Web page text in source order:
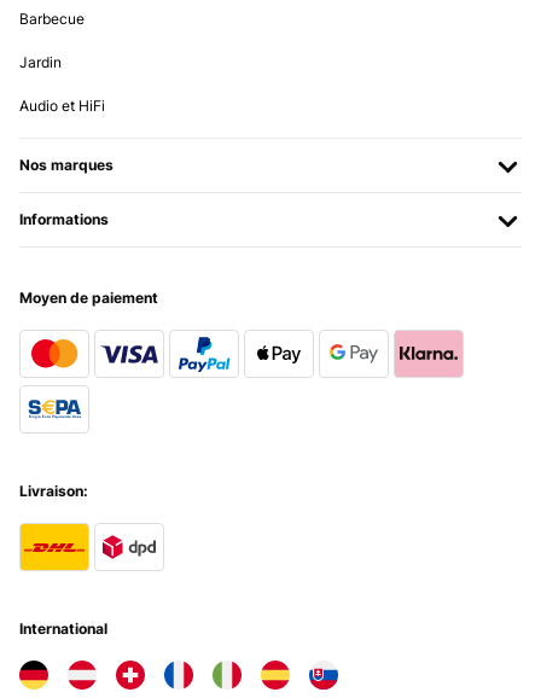
Barbecue
Jardin
Audio et HiFi
Nos marques
Informations
Moyen de paiement
Livraison:
International